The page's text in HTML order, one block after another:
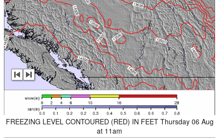
FREEZING LEVEL CONTOURED (RED) IN FEET Thursday 06 Aug
at 11am